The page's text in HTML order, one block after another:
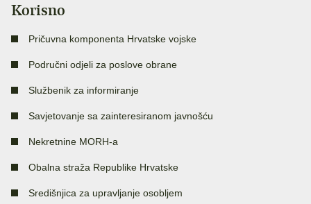
Korisno
Pričuvna komponenta Hrvatske vojske
Područni odjeli za poslove obrane
Službenik za informiranje
Savjetovanje sa zainteresiranom javnošću
Nekretnine MORH-a
Obalna straža Republike Hrvatske
Središnjica za upravljanje osobljem